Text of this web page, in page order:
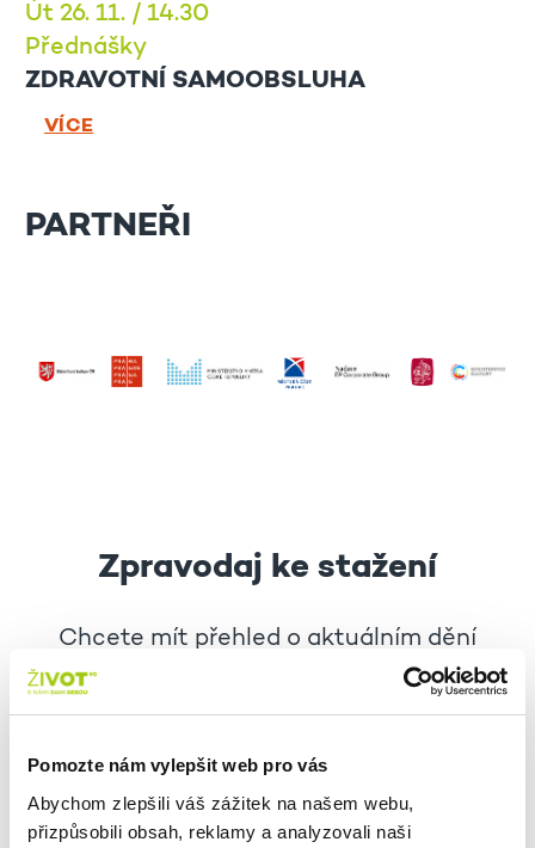
Pomozte nám vylepšit web pro vás
Abychom zlepšili váš zážitek na našem webu,
přizpůsobili obsah, reklamy a analyzovali naši
Út 26. 11. / 14.30
Přednášky
ZDRAVOTNÍ SAMOOBSLUHA
VÍCE
PARTNEŘI
Zpravodaj ke stažení
Chcete mít přehled o aktuálním dění
Stáhněte si nové číslo našeho zpravodaje!